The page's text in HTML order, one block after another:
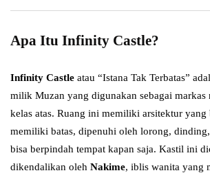
Apa Itu Infinity Castle?
Infinity Castle atau “Istana Tak Terbatas”
milik Muzan yang digunakan sebagai markas
kelas atas. Ruang ini memiliki arsitektur yang
memiliki batas, dipenuhi oleh lorong,
bisa berpindah tempat kapan saja. Kastil ini
dikendalikan oleh Nakime, iblis wanita yang